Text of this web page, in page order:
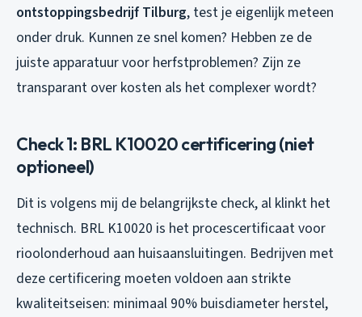
ontstoppingsbedrijf Tilburg, test je eigenlijk meteen
onder druk. Kunnen ze snel komen? Hebben ze de
juiste apparatuur voor herfstproblemen? Zijn ze
transparant over kosten als het complexer wordt?
Check 1: BRL K10020 certificering (niet
optioneel)
Dit is volgens mij de belangrijkste check, al klinkt het
technisch. BRL K10020 is het procescertificaat voor
rioolonderhoud aan huisaansluitingen. Bedrijven met
deze certificering moeten voldoen aan strikte
kwaliteitseisen: minimaal 90% buisdiameter herstel,